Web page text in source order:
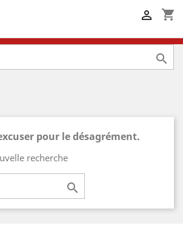
shopping_cart


pour le désagrément.
recherche
